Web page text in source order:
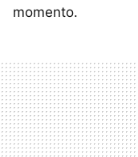
momento.